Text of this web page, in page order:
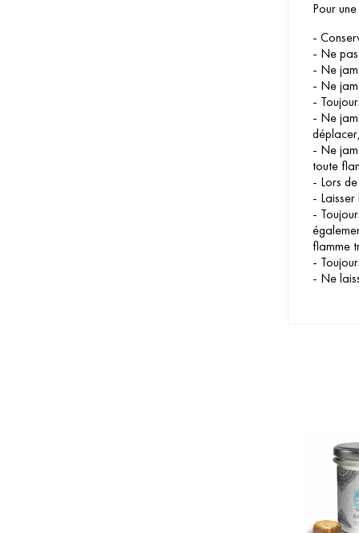
Pour
-
- Ne
- Ne
- Ne
-
- Ne
- Ne
toute
- Lors
-
-
flamme
-
- Ne